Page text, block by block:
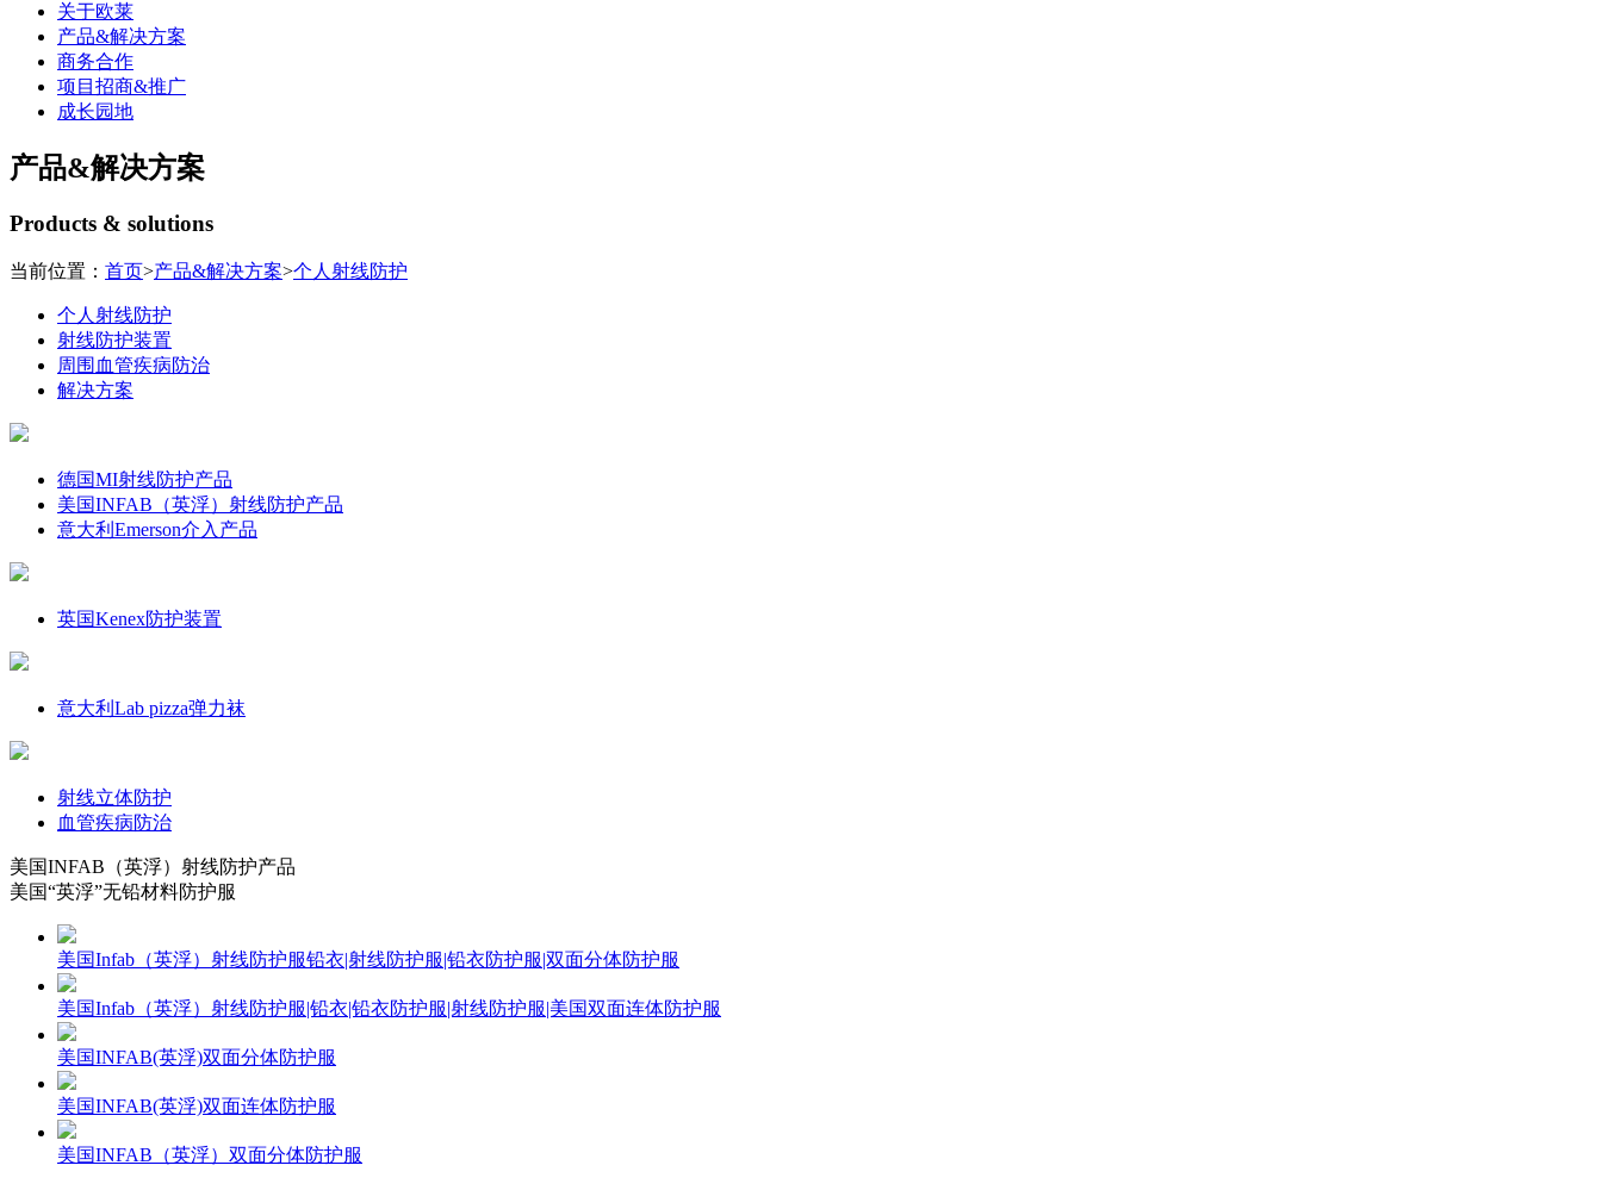
关于欧莱
产品&解决方案
商务合作
项目招商&推广
成长园地
产品&解决方案
Products & solutions
当前位置： 首页>产品&解决方案>个人射线防护
个人射线防护
射线防护装置
周围血管疾病防治
解决方案
德国MI射线防护产品
美国INFAB（英浮）射线防护产品
意大利Emerson介入产品
英国Kenex防护装置
意大利Lab pizza弹力袜
射线立体防护
血管疾病防治
美国INFAB（英浮）射线防护产品
美国“英浮”无铅材料防护服
美国Infab（英浮）射线防护服铅衣|射线防护服|铅衣防护服|双面分体防护服
美国Infab（英浮）射线防护服|铅衣|铅衣防护服|射线防护服|美国双面连体防护服
美国INFAB(英浮)双面分体防护服
美国INFAB(英浮)双面连体防护服
美国INFAB（英浮）双面分体防护服